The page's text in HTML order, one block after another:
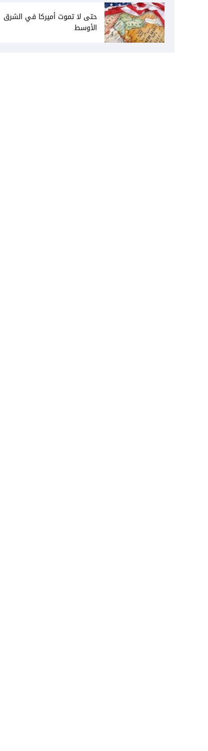
حتى لا تموت أميركا في الشرق
الأوسط